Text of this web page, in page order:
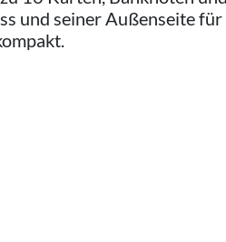
und seiner Außenseite für